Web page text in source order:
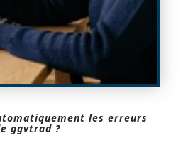
les erreurs
ggvtrad ?